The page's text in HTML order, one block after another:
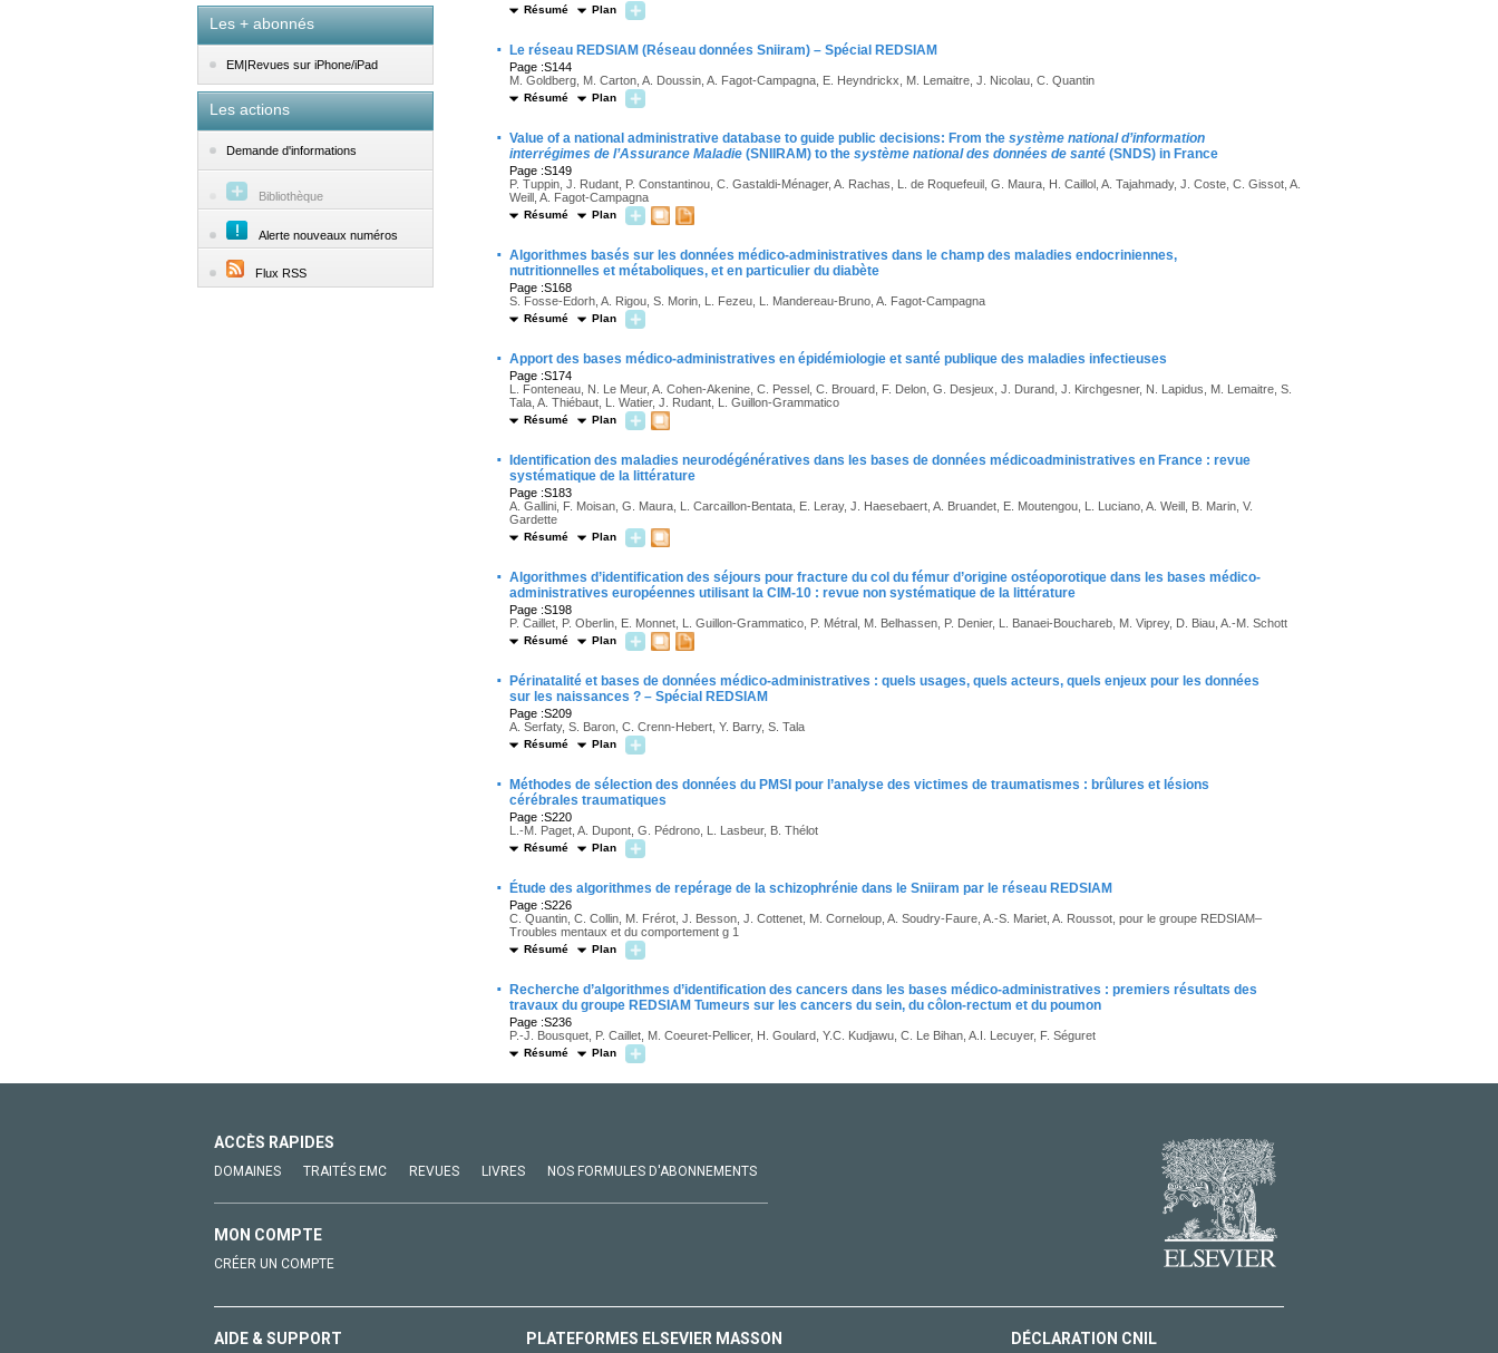
Les + abonnés
EM|Revues sur iPhone/iPad
Les actions
Demande d'informations
Bibliothèque
Alerte nouveaux numéros
Flux RSS
Résumé Plan
· Le réseau REDSIAM (Réseau données Sniiram) – Spécial REDSIAM
Page :S144
M. Goldberg, M. Carton, A. Doussin, A. Fagot-Campagna, E. Heyndrickx, M. Lemaitre, J. Nicolau, C. Quantin
Résumé Plan
· Value of a national administrative database to guide public decisions: From the système national d’information
interrégimes de l’Assurance Maladie (SNIIRAM) to the système national des données de santé (SNDS) in France
Page :S149
P. Tuppin, J. Rudant, P. Constantinou, C. Gastaldi-Ménager, A. Rachas, L. de Roquefeuil, G. Maura, H. Caillol, A. Tajahmady, J. Coste, C. Gissot, A.
Weill, A. Fagot-Campagna
Résumé Plan
· Algorithmes basés sur les données médico-administratives dans le champ des maladies endocriniennes,
nutritionnelles et métaboliques, et en particulier du diabète
Page :S168
S. Fosse-Edorh, A. Rigou, S. Morin, L. Fezeu, L. Mandereau-Bruno, A. Fagot-Campagna
Résumé Plan
· Apport des bases médico-administratives en épidémiologie et santé publique des maladies infectieuses
Page :S174
L. Fonteneau, N. Le Meur, A. Cohen-Akenine, C. Pessel, C. Brouard, F. Delon, G. Desjeux, J. Durand, J. Kirchgesner, N. Lapidus, M. Lemaitre, S.
Tala, A. Thiébaut, L. Watier, J. Rudant, L. Guillon-Grammatico
Résumé Plan
·
Identification des maladies neurodégénératives dans les bases de données médicoadministratives en France : revue
systématique de la littérature
Page :S183
A. Gallini, F. Moisan, G. Maura, L. Carcaillon-Bentata, E. Leray, J. Haesebaert, A. Bruandet, E. Moutengou, L. Luciano, A. Weill, B. Marin, V.
Gardette
Résumé Plan
· Algorithmes d’identification des séjours pour fracture du col du fémur d’origine ostéoporotique dans les bases médico-
administratives européennes utilisant la CIM-10 : revue non systématique de la littérature
Page :S198
P. Caillet, P. Oberlin, E. Monnet, L. Guillon-Grammatico, P. Métral, M. Belhassen, P. Denier, L. Banaei-Bouchareb, M. Viprey, D. Biau, A.-M. Schott
Résumé Plan
·
Périnatalité et bases de données médico-administratives : quels usages, quels acteurs, quels enjeux pour les données
sur les naissances ? – Spécial REDSIAM
Page :S209
A. Serfaty, S. Baron, C. Crenn-Hebert, Y. Barry, S. Tala
Résumé Plan
·
Méthodes de sélection des données du PMSI pour l’analyse des victimes de traumatismes : brûlures et lésions
cérébrales traumatiques
Page :S220
L.-M. Paget, A. Dupont, G. Pédrono, L. Lasbeur, B. Thélot
Résumé Plan
· Étude des algorithmes de repérage de la schizophrénie dans le Sniiram par le réseau REDSIAM
Page :S226
C. Quantin, C. Collin, M. Frérot, J. Besson, J. Cottenet, M. Corneloup, A. Soudry-Faure, A.-S. Mariet, A. Roussot, pour le groupe REDSIAM–
Troubles mentaux et du comportement g 1
Résumé Plan
·
Recherche d’algorithmes d’identification des cancers dans les bases médico-administratives : premiers résultats des
travaux du groupe REDSIAM Tumeurs sur les cancers du sein, du côlon-rectum et du poumon
Page :S236
P.-J. Bousquet, P. Caillet, M. Coeuret-Pellicer, H. Goulard, Y.C. Kudjawu, C. Le Bihan, A.I. Lecuyer, F. Séguret
Résumé Plan
ACCÈS RAPIDES
DOMAINES TRAITÉS EMC REVUES LIVRES NOS FORMULES D'ABONNEMENTS
MON COMPTE
CRÉER UN COMPTE
AIDE & SUPPORT PLATEFORMES ELSEVIER MASSON DÉCLARATION CNIL